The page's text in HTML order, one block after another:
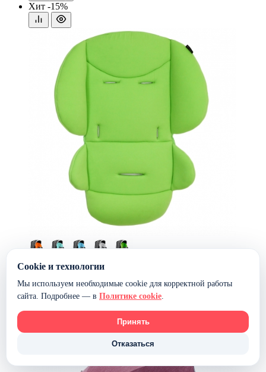
Хит -15%
Матрас в детскую коляску Esspero Soft-Memory
4 700 ₽ 3 990 ₽
В наличии
В корзину
Cookie и технологии
Мы используем необходимые cookie для корректной работы
сайта. Подробнее — в Политике cookie.
Принять
Отказаться